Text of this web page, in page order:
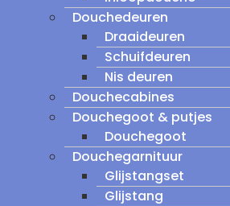
Douchedeuren
Draaideuren
Schuifdeuren
Nis deuren
Douchecabines
Douchegoot & putjes
Douchegoot
Douchegarnituur
Glijstangset
Glijstang